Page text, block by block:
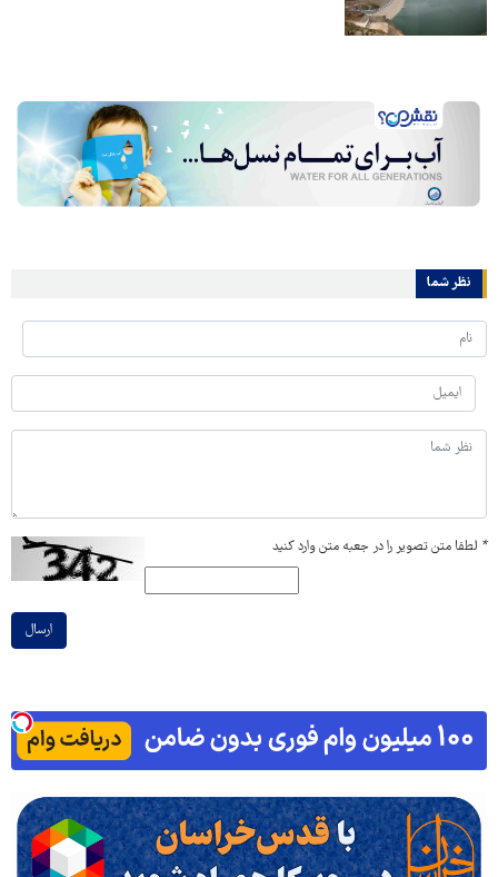
نظر شما
* لطفا متن تصویر را در جعبه متن وارد کنید
ارسال